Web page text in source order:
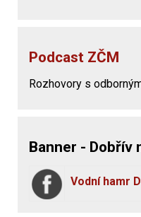
Podcast ZČM
Rozhovory s
Banner - Dobřív
Vodní hamr